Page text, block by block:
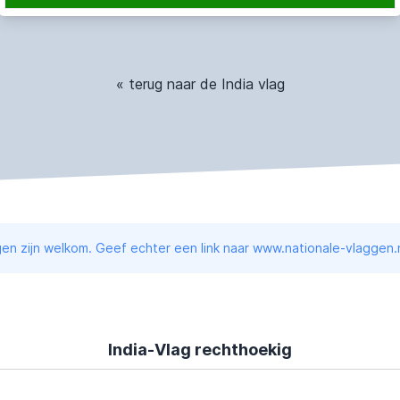
« terug naar de India vlag
zijn welkom. Geef echter een link naar www.nationale-
India-Vlag rechthoekig